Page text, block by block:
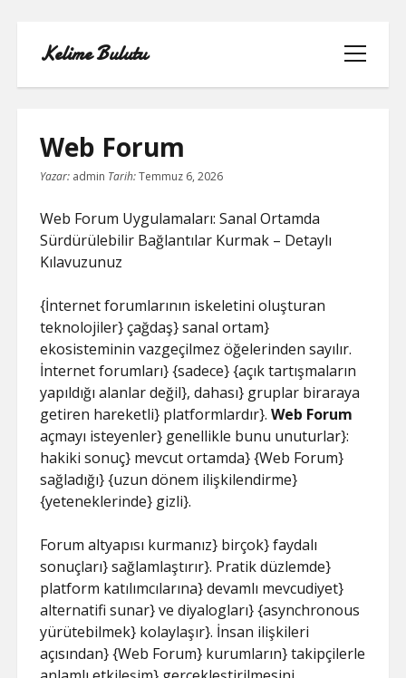
Kelime Bulutu
menüyü
aç
LISTE
TIKTOK YORUM ATMA
YOUTUBE 1 MILYON TAKIPÇI NE
KADAR PARA ALIYOR
Web Forum
Yazar: admin Tarih:Temmuz 6, 2026
Web Forum Uygulamaları: Sanal Ortamda
Sürdürülebilir Bağlantılar Kurmak – Detaylı
Kılavuzunuz
{İnternet forumlarının iskeletini oluşturan
teknolojiler} çağdaş} sanal ortam}
ekosisteminin vazgeçilmez öğelerinden sayılır.
İnternet forumları} {sadece} {açık tartışmaların
yapıldığı alanlar değil}, dahası} gruplar biraraya
getiren hareketli} platformlardır}.Web Forum
açmayı isteyenler} genellikle bunu unuturlar}:
hakiki sonuç} mevcut ortamda} {Web Forum}
sağladığı} {uzun dönem ilişkilendirme}
{yeteneklerinde} gizli}.
Forum altyapısı kurmanız} birçok} faydalı
sonuçları} sağlamlaştırır}. Pratik düzlemde}
platform katılımcılarına} devamlı mevcudiyet}
alternatifi sunar} ve diyalogları} {asynchronous
yürütebilmek} kolaylaşır}. İnsan ilişkileri
açısından} {Web Forum} kurumların} takipçilerle